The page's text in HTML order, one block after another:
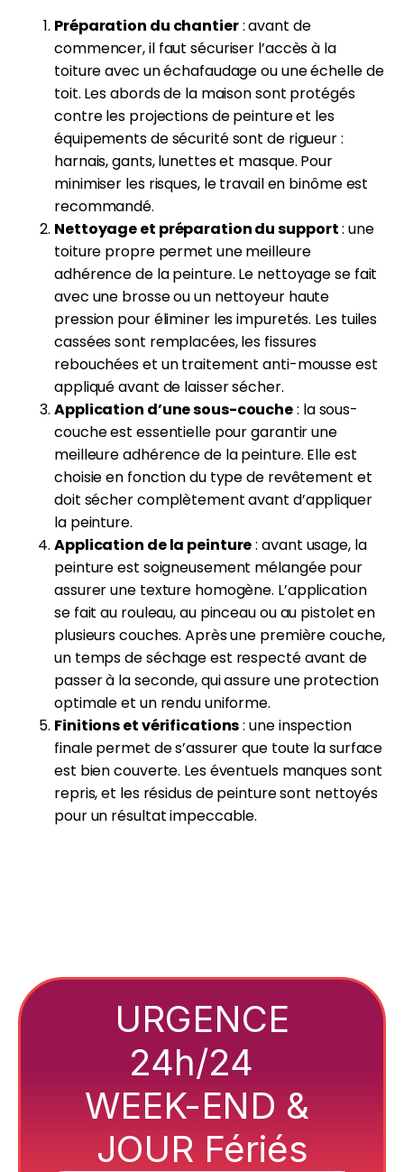
Préparation du chantier: avant de
commencer, il faut sécuriser l’accès à la
toiture avec un échafaudage ou une échelle de
toit. Les abords de la maison sont protégés
contre les projections de peinture et les
équipements de sécurité sont de rigueur :
harnais, gants, lunettes et masque. Pour
minimiser les risques, le travail en binôme est
recommandé.
Nettoyage et préparation du support: une
toiture propre permet une meilleure
adhérence de la peinture. Le nettoyage se fait
avec une brosse ou un nettoyeur haute
pression pour éliminer les impuretés. Les tuiles
cassées sont remplacées, les fissures
rebouchées et un traitement anti-mousse est
appliqué avant de laisser sécher.
Application d’une sous-couche: la sous-
couche est essentielle pour garantir une
meilleure adhérence de la peinture. Elle est
choisie en fonction du type de revêtement et
doit sécher complètement avant d’appliquer
la peinture.
Application de la peinture: avant usage, la
peinture est soigneusement mélangée pour
assurer une texture homogène. L’application
se fait au rouleau, au pinceau ou au pistolet en
plusieurs couches. Après une première couche,
un temps de séchage est respecté avant de
passer à la seconde, qui assure une protection
optimale et un rendu uniforme.
Finitions et vérifications: une inspection
finale permet de s’assurer que toute la surface
est bien couverte. Les éventuels manques sont
repris, et les résidus de peinture sont nettoyés
pour un résultat impeccable.
URGENCE
24h/24
WEEK-END &
JOUR Fériés